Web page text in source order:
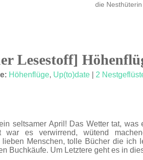
die Nesthüterin
Lesestoff]
Höhenflüge, Up(to)date 2
seltsamer April! Das Wetter tat,
war es verwirrend, wütend
lieben Menschen, tolle Bücher die ich
Buchkäufe. Um Letztere geht es in